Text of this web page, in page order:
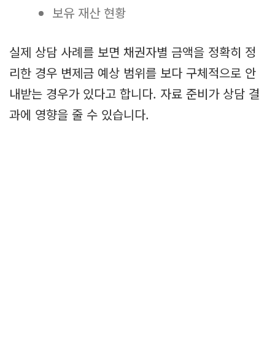
보유 재산 현황
실제 상담 사례를 보면 채권자별 금액을 정확히 정
리한 경우 변제금 예상 범위를 보다 구체적으로 안
내받는 경우가 있다고 합니다. 자료 준비가 상담 결
과에 영향을 줄 수 있습니다.